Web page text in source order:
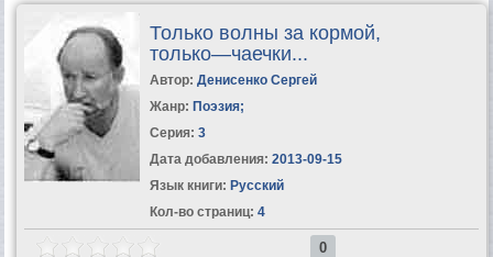
Только волны за кормой,
только—чаечки...
Автор: Денисенко Сергей
Жанр: Поэзия;
Серия: 3
Дата добавления: 2013-09-15
Язык книги: Русский
Кол-во страниц: 4
0